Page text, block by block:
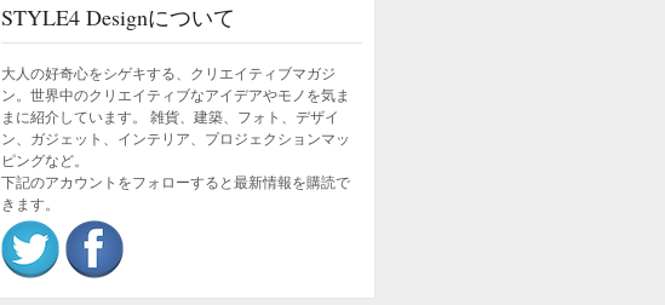
STYLE4 Designについて
大人の好奇心をシゲキする、クリエイティブマガジ
ン。世界中のクリエイティブなアイデアやモノを気ま
まに紹介しています。 雑貨、建築、フォト、デザイ
ン、ガジェット、インテリア、プロジェクションマッ
ピングなど。
下記のアカウントをフォローすると最新情報を購読で
きます。